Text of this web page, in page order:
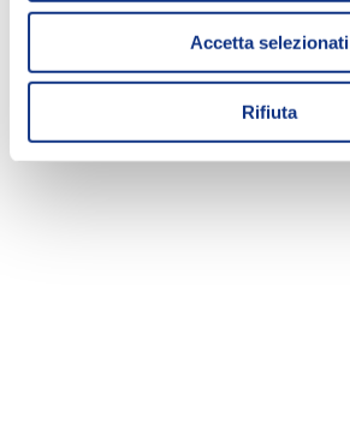
Accetta selezionati
Rifiuta